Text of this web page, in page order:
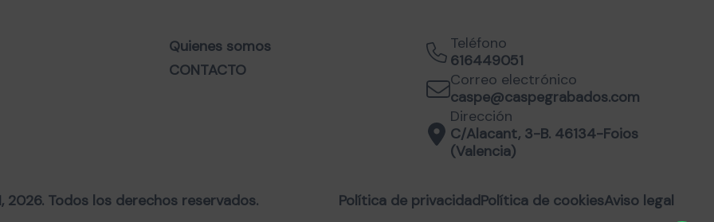
Quienes somos
CONTACTO
Teléfono
616449051
Correo electrónico
caspe@caspegrabados.com
Dirección
C/Alacant, 3-B. 46134-Foios
(Valencia)
2026. Todos los derechos reservados. Política de privacidadPolítica de cookiesAviso legal